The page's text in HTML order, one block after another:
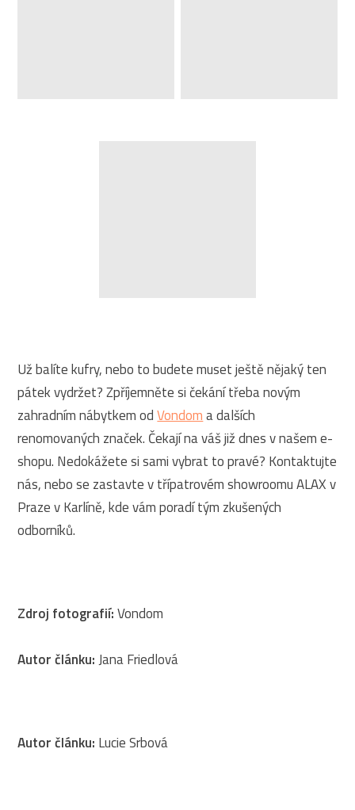
Už balíte kufry, nebo to budete muset ještě nějaký ten
pátek vydržet? Zpříjemněte si čekání třeba novým
zahradním nábytkem odVondoma dalších
renomovaných značek. Čekají na váš již dnes v našem e-
shopu. Nedokážete si sami vybrat to pravé? Kontaktujte
nás, nebo se zastavte v třípatrovém showroomu ALAX v
Praze v Karlíně, kde vám poradí tým zkušených
odborníků.
Zdroj fotografií:Vondom
Autor článku:Jana Friedlová
Autor článku: Lucie Srbová